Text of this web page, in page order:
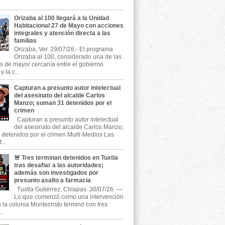
Orizaba al 100 llegará a la Unidad
Habitacional 27 de Mayo con acciones
integrales y atención directa a las
familias
Orizaba, Ver. 29/07/26.- El programa
Orizaba al 100, considerado una de las
de mayor cercanía entre el gobierno
la c...
Capturan a presunto autor intelectual
del asesinato del alcalde Carlos
Manzo; suman 31 detenidos por el
crimen
Capturan a presunto autor intelectual
del asesinato del alcalde Carlos Manzo;
detenidos por el crimen Multi-Medios Las
🚨 Tres terminan detenidos en Tuxtla
tras desafiar a las autoridades;
además son investigados por
presunto asalto a farmacia
Tuxtla Gutiérrez, Chiapas. 30/07/26. —
Lo que comenzó como una intervención
la colonia Montecristo terminó con tres